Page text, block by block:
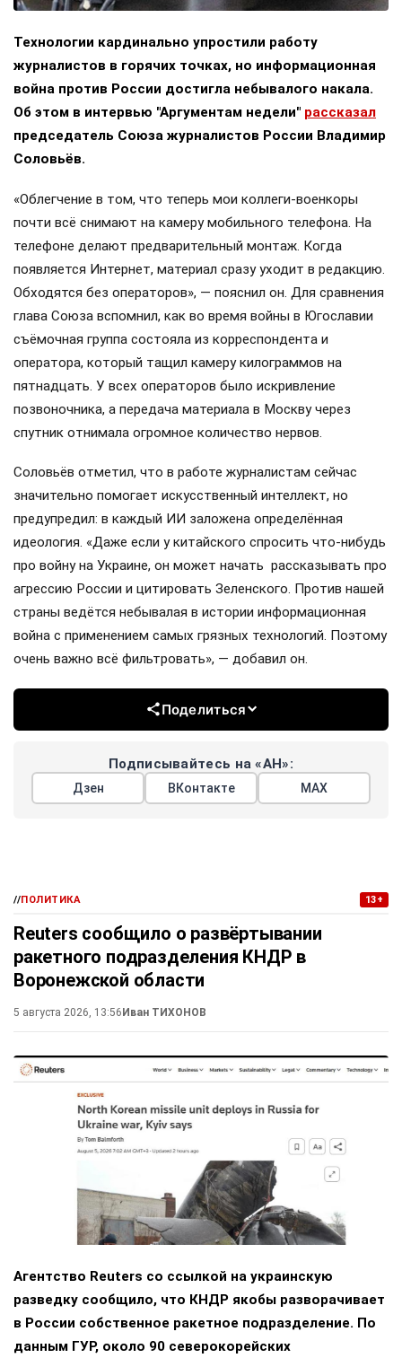
Технологии кардинально упростили работу
журналистов в горячих точках, но информационная
война против России достигла небывалого накала.
Об этом в интервью "Аргументам недели" рассказал
председатель Союза журналистов России Владимир
Соловьёв.
«Облегчение в том, что теперь мои коллеги-военкоры
почти всё снимают на камеру мобильного телефона. На
телефоне делают предварительный монтаж. Когда
появляется Интернет, материал сразу уходит в редакцию.
Обходятся без операторов», — пояснил он. Для сравнения
глава Союза вспомнил, как во время войны в Югославии
съёмочная группа состояла из корреспондента и
оператора, который тащил камеру килограммов на
пятнадцать. У всех операторов было искривление
позвоночника, а передача материала в Москву через
спутник отнимала огромное количество нервов.
Соловьёв отметил, что в работе журналистам сейчас
значительно помогает искусственный интеллект, но
предупредил: в каждый ИИ заложена определённая
идеология. «Даже если у китайского спросить что-нибудь
про войну на Украине, он может начать рассказывать про
агрессию России и цитировать Зеленского. Против нашей
страны ведётся небывалая в истории информационная
война с применением самых грязных технологий. Поэтому
очень важно всё фильтровать», — добавил он.
Поделиться
Подписывайтесь на «АН»:
Дзен ВКонтакте МАХ
//ПОЛИТИКА 13+
Reuters сообщило о развёртывании
ракетного подразделения КНДР в
Воронежской области
5 августа 2026, 13:56Иван ТИХОНОВ
Агентство Reuters со ссылкой на украинскую
разведку сообщило, что КНДР якобы разворачивает
в России собственное ракетное подразделение. По
данным ГУР, около 90 северокорейских